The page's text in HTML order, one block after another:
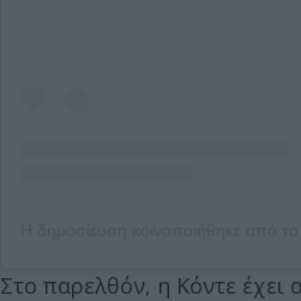
Στο παρελθόν, η Κόντε έχει